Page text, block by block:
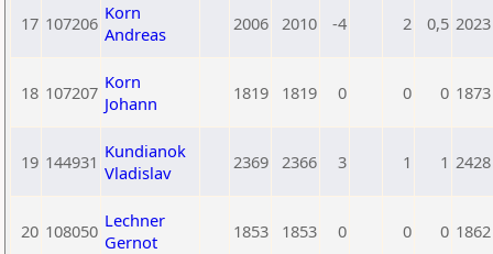
17 107206 Korn
Andreas
2006 2010 -4 2 0,5 2023
18 107207 Korn
Johann
1819 1819 0 0 0 1873
19 144931 Kundianok
Vladislav
2369 2366 3 1 1 2428
20 108050 Lechner
Gernot
1853 1853 0 0 0 1862